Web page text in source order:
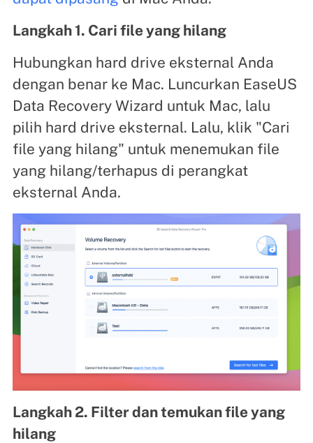
Langkah 1. Cari file yang hilang
Hubungkan hard drive eksternal Anda
dengan benar ke Mac. Luncurkan EaseUS
Data Recovery Wizard untuk Mac, lalu
pilih hard drive eksternal. Lalu, klik "Cari
file yang hilang" untuk menemukan file
yang hilang/terhapus di perangkat
eksternal Anda.
Langkah 2. Filter dan temukan file yang
hilang